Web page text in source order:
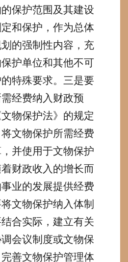
保护范围及其建设
和保护，作为总体
的强制性内容，充
护单位和其他不可
特殊要求。 三是要
经费纳入财政预
物保护法》的规定
文物保护所需经费
并使用于文物保护
财政收入的增长而
业的发展提供经费
文物保护纳入体制
合实际，建立有关
会议制度或文物保
善文物保护管理体